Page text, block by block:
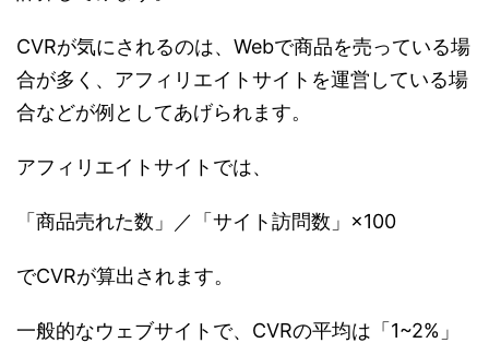
CVRが気にされるのは、Webで商品を売っている場
合が多く、アフィリエイトサイトを運営している場
合などが例としてあげられます。
アフィリエイトサイトでは、
「商品売れた数」／「サイト訪問数」×100
でCVRが算出されます。
一般的なウェブサイトで、CVRの平均は「1~2%」